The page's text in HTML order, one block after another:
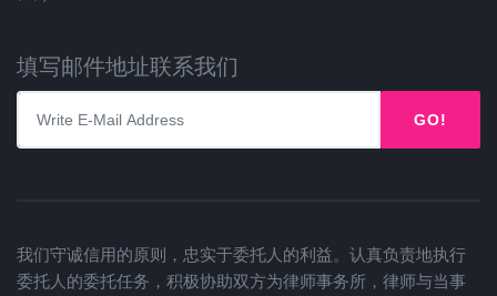
填写邮件地址联系我们
GO!
我们守诚信用的原则，忠实于委托人的利益。认真负责地执行
委托人的委托任务，积极协助双方为律师事务所，律师与当事